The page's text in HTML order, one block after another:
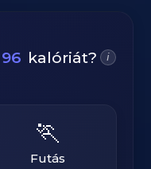
96 kalóriát? i
🏃
Futás